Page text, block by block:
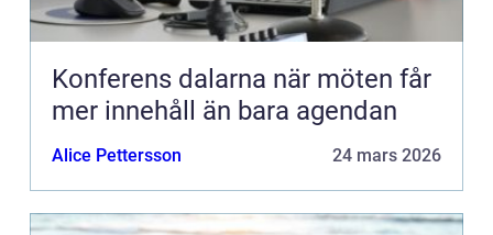
Konferens dalarna när möten får
mer innehåll än bara agendan
Alice Pettersson 24 mars 2026